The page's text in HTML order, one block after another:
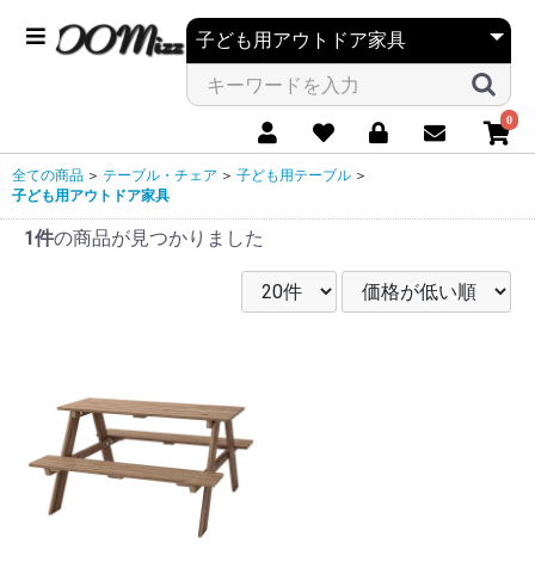
0
全ての商品 ＞ テーブル・チェア ＞ 子ども用テーブル ＞
子ども用アウトドア家具
1件の商品が見つかりました